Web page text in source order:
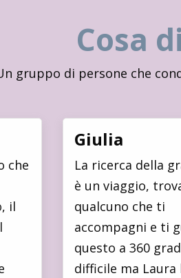
Cosa
gruppo di persone che
che
il
Giulia
La ricerca della
è un viaggio,
qualcuno che ti
accompagni e ti
questo a 360
difficile ma Laura